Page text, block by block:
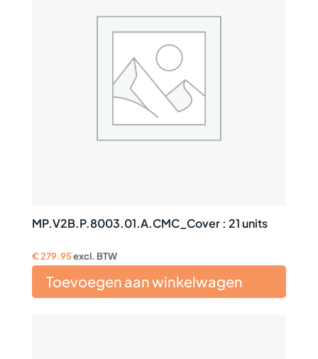
MP.V2B.P.8003.01.A.CMC_Cover : 21 units
€279.95excl. BTW
Toevoegen aan winkelwagen